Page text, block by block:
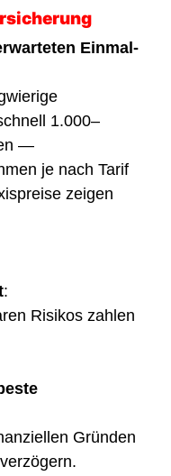
Einmal-
1.000–
—
je nach Tarif
zeigen
:
Risikos zahlen
Gründen